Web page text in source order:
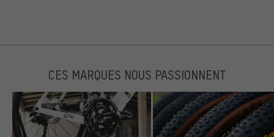
CES MARQUES NOUS PASSIONNENT